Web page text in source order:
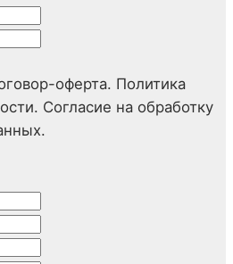
оферта. Политика
Согласие на обработку